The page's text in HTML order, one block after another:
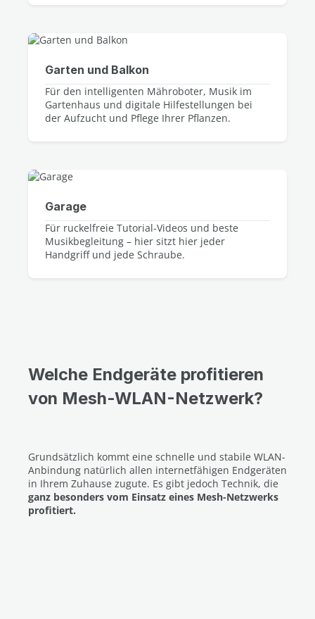
Garten und Balkon
Für den intelligenten Mähroboter, Musik im
Gartenhaus und digitale Hilfestellungen bei
der Aufzucht und Pflege Ihrer Pflanzen.
Garage
Für ruckelfreie Tutorial-Videos und beste
Musikbegleitung – hier sitzt hier jeder
Handgriff und jede Schraube.
Welche Endgeräte profitieren
von Mesh-WLAN-Netzwerk?
Grundsätzlich kommt eine schnelle und stabile WLAN-
Anbindung natürlich allen internetfähigen Endgeräten
in Ihrem Zuhause zugute. Es gibt jedoch Technik, die
ganz besonders vom Einsatz eines Mesh-Netzwerks
profitiert.